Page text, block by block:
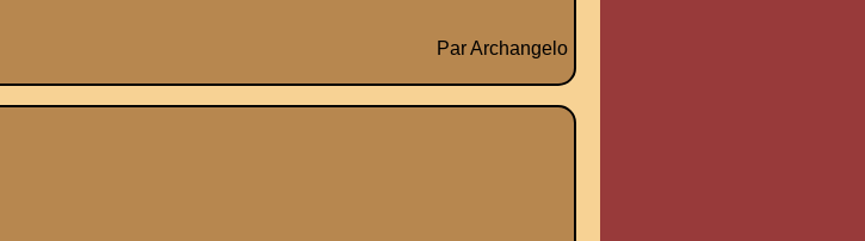
Par Archangelo